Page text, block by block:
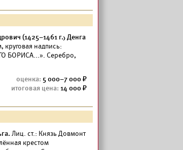
(1425–1461 г.) Денга
надпись:
БОРИСА...». Серебро,
5 000–7 000
14 000
Лиц. ст.: Князь Довмонт
крестом